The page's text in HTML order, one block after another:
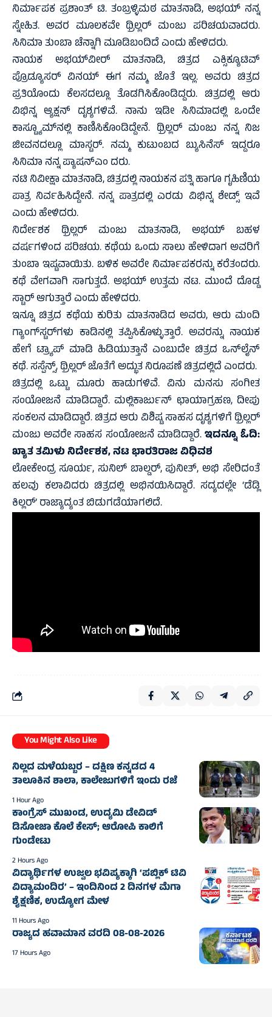
ನಿರ್ಮಾಪಕ ಪ್ರಶಾಂತ್ ಟಿ. ತಂಬ್ರಳ್ಳಿಮಠ ಮಾತನಾಡಿ, ಅಭಯ್ ನನ್ನ
ಸ್ನೇಹಿತ. ಅವರ ಮೂಲಕವೇ ಥ್ರಿಲ್ಲರ್ ಮಂಜು ಪರಿಚಯವಾದರು.
ಸಿನಿಮಾ ತುಂಬಾ ಚೆನ್ನಾಗಿ ಮೂಡಿಬಂದಿದೆ ಎಂದು ಹೇಳಿದರು.
ನಾಯಕ ಅಭಯ್‌ವೀರ್ ಮಾತನಾಡಿ, ಚಿತ್ರದ ಎಕ್ಸಿಕ್ಯೂಟಿವ್
ಪ್ರೊಡ್ಯೂಸರ್ ವಿನಯ್ ಈಗ ನಮ್ಮ ಜೊತೆ ಇಲ್ಲ. ಅವರು ಚಿತ್ರದ
ಪ್ರತಿಯೊಂದು ಕೆಲಸದಲ್ಲೂ ತೊಡಗಿಸಿಕೊಂಡಿದ್ದರು. ಚಿತ್ರದಲ್ಲಿ ಆರು
ವಿಭಿನ್ನ ಆ್ಯಕ್ಷನ್ ದೃಶ್ಯಗಳಿವೆ. ನಾನು ಇಡೀ ಸಿನಿಮಾದಲ್ಲಿ ಒಂದೇ
ಕಾಸ್ಟ್ಯೂಮ್‌ನಲ್ಲಿ ಕಾಣಿಸಿಕೊಂಡಿದ್ದೇನೆ. ಥ್ರಿಲ್ಲರ್ ಮಂಜು ನನ್ನ ನಿಜ
ಜೀವನದಲ್ಲೂ ಮಾಸ್ಟರ್. ನಮ್ಮ ಕುಟುಂಬದ ಬ್ಯುಸಿನೆಸ್ ಇದ್ದರೂ
ಸಿನಿಮಾ ನನ್ನ ಪ್ಯಾಷನ್ಎಂ ದರು.
ನಟಿ ನಿವೀಕ್ಷಾ ಮಾತನಾಡಿ, ಚಿತ್ರದಲ್ಲಿ ನಾಯಕನ ಪತ್ನಿ ಹಾಗೂ ಗೃಹಿಣಿಯ
ಪಾತ್ರ ನಿರ್ವಹಿಸಿದ್ದೇನೆ. ನನ್ನ ಪಾತ್ರದಲ್ಲಿ ಎರಡು ವಿಭಿನ್ನ ಶೇಡ್ಸ್ ಇವೆ
ಎಂದು ಹೇಳಿದರು.
ನಿರ್ದೇಶಕ ಥ್ರಿಲ್ಲರ್ ಮಂಜು ಮಾತನಾಡಿ, ಅಭಯ್ ಬಹಳ
ವರ್ಷಗಳಿಂದ ಪರಿಚಯ. ಕಥೆಯ ಒಂದು ಸಾಲು ಹೇಳಿದಾಗ ಅವರಿಗೆ
ತುಂಬಾ ಇಷ್ಟವಾಯಿತು. ಬಳಿಕ ಅವರೇ ನಿರ್ಮಾಪಕರನ್ನು ಕರೆತಂದರು.
ಕಥೆ ವೇಗವಾಗಿ ಸಾಗುತ್ತದೆ. ಅಭಯ್ ಉತ್ತಮ ನಟ. ಮುಂದೆ ದೊಡ್ಡ
ಸ್ಟಾರ್ ಆಗುತ್ತಾರೆ ಎಂದು ಹೇಳಿದರು.
ಇನ್ನೂ ಚಿತ್ರದ ಕಥೆಯ ಕುರಿತು ಮಾತನಾಡಿದ ಅವರು, ಆರು ಮಂದಿ
ಗ್ಯಾಂಗ್‌ಸ್ಟರ್‌ಗಳು ಕಾಡಿನಲ್ಲಿ ತಪ್ಪಿಸಿಕೊಳ್ಳುತ್ತಾರೆ. ಅವರನ್ನು ನಾಯಕ
ಹೇಗೆ ಟ್ರ್ಯಾಪ್ ಮಾಡಿ ಹಿಡಿಯುತ್ತಾನೆ ಎಂಬುದೇ ಚಿತ್ರದ ಒನ್‌ಲೈನ್
ಕಥೆ. ಸಸ್ಪೆನ್ಸ್, ಥ್ರಿಲ್ಲರ್ ಜೊತೆಗೆ ಅದ್ಭುತ ನಿರೂಪಣೆ ಚಿತ್ರದಲ್ಲಿದೆ ಎಂದರು.
ಚಿತ್ರದಲ್ಲಿ ಒಟ್ಟು ಮೂರು ಹಾಡುಗಳಿವೆ. ವಿನು ಮನಸು ಸಂಗೀತ
ಸಂಯೋಜನೆ ಮಾಡಿದ್ದಾರೆ. ಮಲ್ಲಿಕಾರ್ಜುನ್ ಛಾಯಾಗ್ರಹಣ, ದೀಪು
ಸಂಕಲನ ಮಾಡಿದ್ದಾರೆ. ಚಿತ್ರದ ಆರು ವಿಶಿಷ್ಟ ಸಾಹಸ ದೃಶ್ಯಗಳಿಗೆ ಥ್ರಿಲ್ಲರ್
ಮಂಜು ಅವರೇ ಸಾಹಸ ಸಂಯೋಜನೆ ಮಾಡಿದ್ದಾರೆ.ಇದನ್ನೂ ಓದಿ:
ಖ್ಯಾತ ತಮಿಳು ನಿರ್ದೇಶಕ, ನಟ ಭಾರತಿರಾಜ ವಿಧಿವಶ
ಲೋಕೇಂದ್ರ ಸೂರ್ಯ, ಸುನಿಲ್ ಬಾಲ್ಡರ್, ಪುನೀತ್, ಅಭಿ ಸೇರಿದಂತೆ
ಹಲವು ಕಲಾವಿದರು ಚಿತ್ರದಲ್ಲಿ ಅಭಿನಯಿಸಿದ್ದಾರೆ. ಸದ್ಯದಲ್ಲೇ ‘ಡೆಡ್ಲಿ
ಕಿಲ್ಲರ್’ ರಾಜ್ಯಾದ್ಯಂತ ಬಿಡುಗಡೆಯಾಗಲಿದೆ.
You Might Also Like
ನಿಲ್ಲದ ಮಳೆಯಬ್ಬರ – ದಕ್ಷಿಣ ಕನ್ನಡದ 4
ತಾಲೂಕಿನ ಶಾಲಾ, ಕಾಲೇಜುಗಳಿಗೆ ಇಂದು ರಜೆ
1 Hour Ago
ಕಾಂಗ್ರೆಸ್‌ ಮುಖಂಡ, ಉದ್ಯಮಿ ಡೇವಿಡ್‌
ಡಿಸೋಜಾ ಕೊಲೆ ಕೇಸ್;‌ ಆರೋಪಿ ಕಾಲಿಗೆ
ಗುಂಡೇಟು
2 Hours Ago
ವಿದ್ಯಾರ್ಥಿಗಳ ಉಜ್ವಲ ಭವಿಷ್ಯಕ್ಕಾಗಿ ‘ಪಬ್ಲಿಕ್ ಟಿವಿ
ವಿದ್ಯಾಮಂದಿರ’ – ಇಂದಿನಿಂದ 2 ದಿನಗಳ ಮೆಗಾ
ಶೈಕ್ಷಣಿಕ, ಉದ್ಯೋಗ ಮೇಳ
11 Hours Ago
ರಾಜ್ಯದ ಹವಾಮಾನ ವರದಿ 08-08-2026
17 Hours Ago